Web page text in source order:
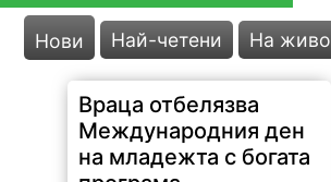
Нови Най-четени На живо
програма